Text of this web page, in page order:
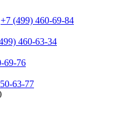
+7 (499) 460-69-84
460-63-34
69-76
63-77